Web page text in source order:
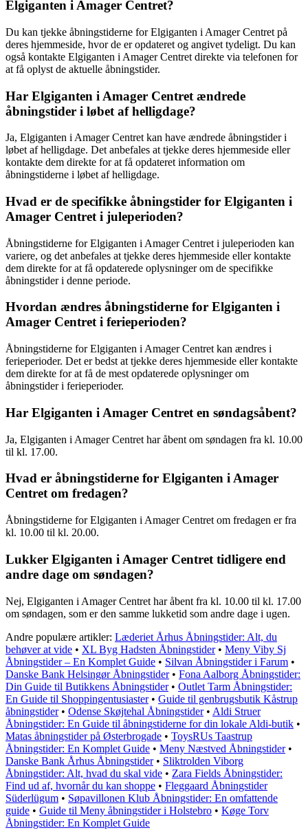
Elgiganten i Amager Centret?
Du kan tjekke åbningstiderne for Elgiganten i Amager Centret på
deres hjemmeside, hvor de er opdateret og angivet tydeligt. Du kan
også kontakte Elgiganten i Amager Centret direkte via telefonen for
at få oplyst de aktuelle åbningstider.
Har Elgiganten i Amager Centret ændrede
åbningstider i løbet af helligdage?
Ja, Elgiganten i Amager Centret kan have ændrede åbningstider i
løbet af helligdage. Det anbefales at tjekke deres hjemmeside eller
kontakte dem direkte for at få opdateret information om
åbningstiderne i løbet af helligdage.
Hvad er de specifikke åbningstider for Elgiganten i
Amager Centret i juleperioden?
Åbningstiderne for Elgiganten i Amager Centret i juleperioden kan
variere, og det anbefales at tjekke deres hjemmeside eller kontakte
dem direkte for at få opdaterede oplysninger om de specifikke
åbningstider i denne periode.
Hvordan ændres åbningstiderne for Elgiganten i
Amager Centret i ferieperioden?
Åbningstiderne for Elgiganten i Amager Centret kan ændres i
ferieperioder. Det er bedst at tjekke deres hjemmeside eller kontakte
dem direkte for at få de mest opdaterede oplysninger om
åbningstider i ferieperioder.
Har Elgiganten i Amager Centret en søndagsåbent?
Ja, Elgiganten i Amager Centret har åbent om søndagen fra kl. 10.00
til kl. 17.00.
Hvad er åbningstiderne for Elgiganten i Amager
Centret om fredagen?
Åbningstiderne for Elgiganten i Amager Centret om fredagen er fra
kl. 10.00 til kl. 20.00.
Lukker Elgiganten i Amager Centret tidligere end
andre dage om søndagen?
Nej, Elgiganten i Amager Centret har åbent fra kl. 10.00 til kl. 17.00
om søndagen, som er den samme lukketid som andre dage i ugen.
Andre populære artikler: Læderiet Århus Åbningstider: Alt, du
behøver at vide • XL Byg Hadsten Åbningstider• Meny Viby Sj
Åbningstider – En Komplet Guide • Silvan Åbningstider i Farum •
Danske Bank Helsingør Åbningstider• Fona Aalborg Åbningstider:
Din Guide til Butikkens Åbningstider• Outlet Tarm Åbningstider:
En Guide til Shoppingentusiaster• Guide til genbrugsbutik Kåstrup
åbningstider• Odense Skøjtehal Åbningstider• Aldi Struer
Åbningstider: En Guide til åbningstiderne for din lokale Aldi-butik •
Matas åbningstider på Østerbrogade • ToysRUs Taastrup
Åbningstider: En Komplet Guide • Meny Næstved Åbningstider•
Danske Bank Århus Åbningstider• Sliktrolden Viborg
Åbningstider: Alt, hvad du skal vide • Zara Fields Åbningstider:
Find ud af, hvornår du kan shoppe • Fleggaard Åbningstider
Süderlügum • Søpavillonen Klub Åbningstider: En omfattende
guide • Guide til Meny åbningstider i Holstebro • Køge Torv
Åbningstider: En Komplet Guide